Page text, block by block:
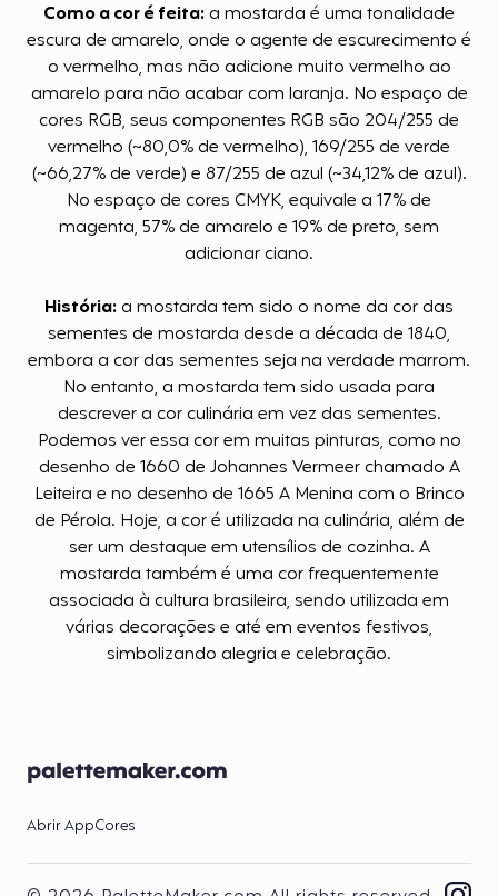
Como a cor é feita:a mostarda é uma tonalidade
escura de amarelo, onde o agente de escurecimento é
o vermelho, mas não adicione muito vermelho ao
amarelo para não acabar com laranja. No espaço de
cores RGB, seus componentes RGB são 204/255 de
vermelho (~80,0% de vermelho), 169/255 de verde
(~66,27% de verde) e 87/255 de azul (~34,12% de azul).
No espaço de cores CMYK, equivale a 17% de
magenta, 57% de amarelo e 19% de preto, sem
adicionar ciano.
História:a mostarda tem sido o nome da cor das
sementes de mostarda desde a década de 1840,
embora a cor das sementes seja na verdade marrom.
No entanto, a mostarda tem sido usada para
descrever a cor culinária em vez das sementes.
Podemos ver essa cor em muitas pinturas, como no
desenho de 1660 de Johannes Vermeer chamado A
Leiteira e no desenho de 1665 A Menina com o Brinco
de Pérola. Hoje, a cor é utilizada na culinária, além de
ser um destaque em utensílios de cozinha. A
mostarda também é uma cor frequentemente
associada à cultura brasileira, sendo utilizada em
várias decorações e até em eventos festivos,
simbolizando alegria e celebração.
Abrir AppCores